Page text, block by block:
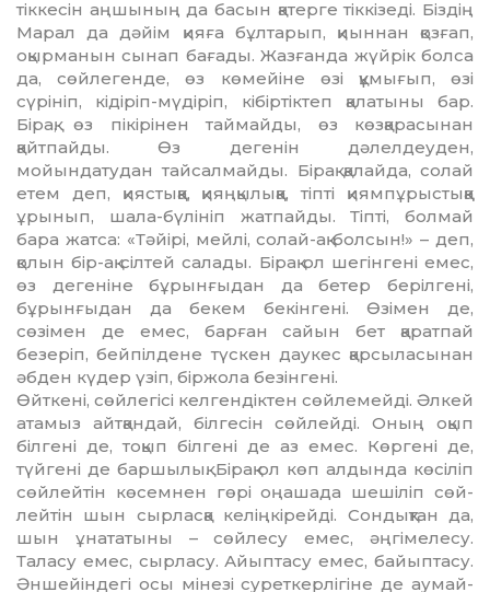
тік­кесін аңшының да басын қа­терге тік­кізеді. Біздің
Ма­рал да дәйім қия­ға бұл­та­рып, қиыннан қозғап,
оқыр­­манын сынап бағады. Жазғанда жүй­рік болса
да, сөйлегенде, өз кө­мейі­не өзі құмығып, өзі
сүрініп, кі­ді­ріп-мүдіріп, кібіртіктеп қалатыны бар.
Бірақ, өз пікірінен таймайды, өз көз­қарасынан
қайтпайды. Өз дегенін дә­лелдеуден,
мойындатудан тайсалмайды. Бірақ қа­лайда, солай
етем деп, қияс­тық­қа, қияңқылыққа, тіпті қиям­пұрыстыққа
ұрынып, шала-бүлініп жатпайды. Тіпті, болмай
бара жатса: «Тәйірі, мейлі, солай-ақ болсын!» – деп,
қолын бір-ақ сілтей са­ла­ды. Бірақ ол шегінгені емес,
өз де­геніне бұрынғыдан да бетер беріл­гені,
бұрынғыдан да бекем бекінгені. Өзімен де,
сөзімен де емес, барған сайын бет қаратпай
безеріп, бейпіл­дене түскен даукес қарсыласынан
әб­ден күдер үзіп, біржола безінгені.
Өйткені, сөйлегісі келгендіктен сөй­лемейді. Әлкей
атамыз айтқандай, білгесін сөйлейді. Оның оқып
білгені де, тоқып білгені де аз емес. Көргені де,
түйгені де баршылық. Бірақ ол көп алдында көсіліп
сөйлейтін кө­сем­нен гөрі оңашада шешіліп сөй­
лейтін шын сырласқа келіңкірейді. Сондықтан да,
шын ұнататыны – сөй­лесу емес, әңгімелесу.
Таласу емес, сырласу. Айыптасу емес, байып­­тасу.
Әншейіндегі осы мінезі су­реткерлігіне де аумай-